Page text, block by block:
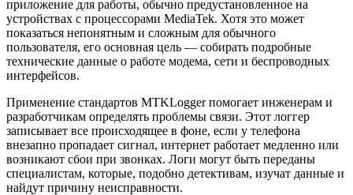
приложение для работы, обычно предустановленное на
устройствах с процессорами MediaTek. Хотя это может
показаться непонятным и сложным для обычного
пользователя, его основная цель — собирать подробные
технические данные о работе модема, сети и беспроводных
интерфейсов.
Применение стандартов MTKLogger помогает инженерам и
разработчикам определять проблемы связи. Этот логгер
записывает все происходящее в фоне, если у телефона
внезапно пропадает сигнал, интернет работает медленно или
возникают сбои при звонках. Логи могут быть переданы
специалистам, которые, подобно детективам, изучат данные и
найдут причину неисправности.